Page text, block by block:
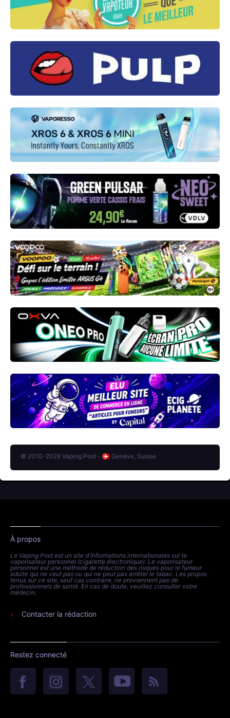
© 2010-2026 Vaping Post - Genève, Suisse
À propos
Le Vaping Post est un site d'informations internationales sur le
vaporisateur personnel (cigarette électronique). Le vaporisateur
personnel est une méthode de réduction des risques pour le fumeur
adulte qui ne veut pas ou qui ne peut pas arrêter le tabac. Les propos
tenus sur ce site, sauf cas contraire, ne proviennent pas de
professionnels de santé. En cas de doute, veuillez consulter votre
médecin.
Contacter la rédaction
Restez connecté